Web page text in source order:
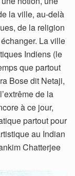
la ville, au-delà
de la religion
La ville
Indiens (le
que partout
Bose dit Netaji,
de la
à ce jour,
partout pour
au Indian
Chatterjee